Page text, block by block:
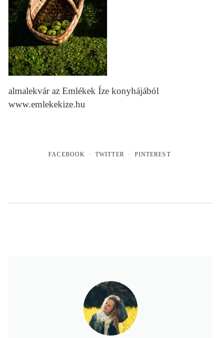
almalekvár az Emlékek Íze konyhájából
www.emlekekize.hu
FACEBOOK TWITTER PINTEREST